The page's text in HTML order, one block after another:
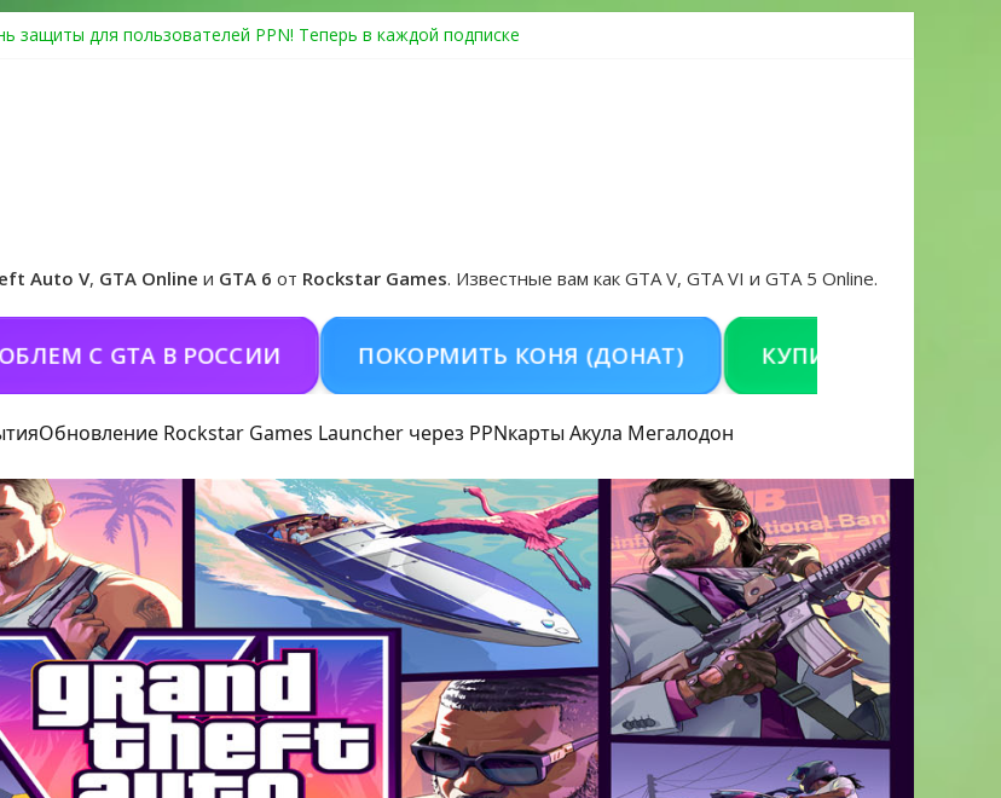
защиты для пользователей PPN! Теперь в каждой подписке
в GTA Online по программе Fine Art Collector
игры и Предзаказ Grand Theft Auto VI
Auto V, GTA Online и GTA 6 от Rockstar Games. Известные вам как GTA V, GTA VI и GTA 5 Online.
GTA В РОССИИ ПОКОРМИТЬ КОНЯ (ДОНАТ) КУПИТЬ GTA 5 ONLINE НА
Обновление Rockstar Games Launcher через PPNкарты Акула Мегалодон